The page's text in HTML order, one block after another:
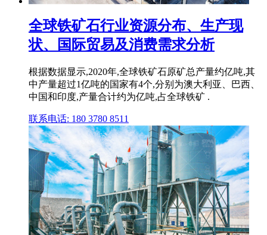
全球铁矿石行业资源分布、生产现
状、国际贸易及消费需求分析
根据数据显示,2020年,全球铁矿石原矿总产量约亿吨,其
中产量超过1亿吨的国家有4个,分别为澳大利亚、巴西、
中国和印度,产量合计约为亿吨,占全球铁矿 .
联系电话: 180 3780 8511